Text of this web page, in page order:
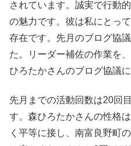
されています。誠実で行動
の魅力です。彼は私にとっ
存在です。先月のブログ協
た。リーダー補佐の作業を
ひろたかさんのブログ協議
先月までの活動回数は20回
す。森ひろたかさんの性格
く平等に接し、南富良野町